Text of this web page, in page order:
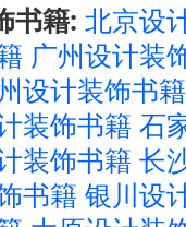
书籍: 北京设
广州设计装
设计装饰书籍
装饰书籍 石
装饰书籍 长
书籍 银川设